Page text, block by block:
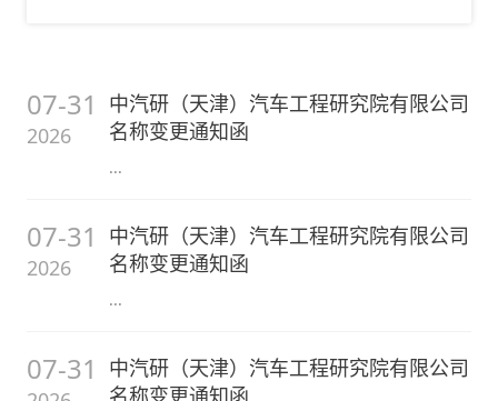
07-31
2026
中汽研（天津）汽车工程研究院有限公司
名称变更通知函
...
07-31
2026
中汽研（天津）汽车工程研究院有限公司
名称变更通知函
...
07-31
中汽研（天津）汽车工程研究院有限公司
名称变更通知函